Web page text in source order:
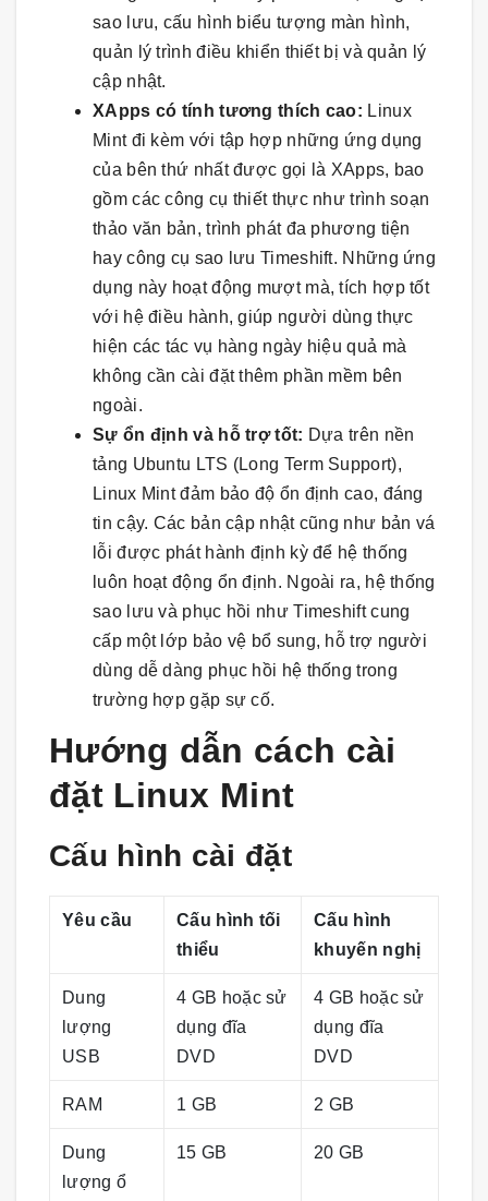
sao lưu, cấu hình biểu tượng màn hình,
quản lý trình điều khiển thiết bị và quản lý
cập nhật.
XApps có tính tương thích cao: Linux
Mint đi kèm với tập hợp những ứng dụng
của bên thứ nhất được gọi là XApps, bao
gồm các công cụ thiết thực như trình soạn
thảo văn bản, trình phát đa phương tiện
hay công cụ sao lưu Timeshift. Những ứng
dụng này hoạt động mượt mà, tích hợp tốt
với hệ điều hành, giúp người dùng thực
hiện các tác vụ hàng ngày hiệu quả mà
không cần cài đặt thêm phần mềm bên
ngoài.
Sự ổn định và hỗ trợ tốt: Dựa trên nền
tảng Ubuntu LTS (Long Term Support),
Linux Mint đảm bảo độ ổn định cao, đáng
tin cậy. Các bản cập nhật cũng như bản vá
lỗi được phát hành định kỳ để hệ thống
luôn hoạt động ổn định. Ngoài ra, hệ thống
sao lưu và phục hồi như Timeshift cung
cấp một lớp bảo vệ bổ sung, hỗ trợ người
dùng dễ dàng phục hồi hệ thống trong
trường hợp gặp sự cố.
Hướng dẫn cách cài
đặt Linux Mint
Cấu hình cài đặt
Yêu cầu
Cấu hình tối
thiểu
Cấu hình
khuyến nghị
Dung
lượng
USB
4 GB hoặc sử
dụng đĩa
DVD
4 GB hoặc sử
dụng đĩa
DVD
RAM 1 GB 2 GB
Dung
lượng ổ
15 GB 20 GB